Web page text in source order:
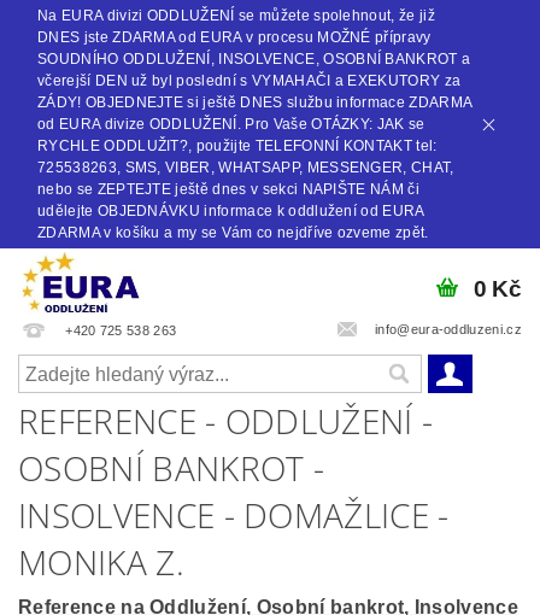
Na EURA divizi ODDLUŽENÍ se můžete spolehnout, že již
DNES jste ZDARMA od EURA v procesu MOŽNÉ přípravy
SOUDNÍHO ODDLUŽENÍ, INSOLVENCE, OSOBNÍ BANKROT a
včerejší DEN už byl poslední s VYMAHAČI a EXEKUTORY za
ZÁDY! OBJEDNEJTE si ještě DNES službu informace ZDARMA
od EURA divize ODDLUŽENÍ. Pro Vaše OTÁZKY: JAK se
RYCHLE ODDLUŽIT?, použijte TELEFONNÍ KONTAKT tel:
725538263, SMS, VIBER, WHATSAPP, MESSENGER, CHAT,
nebo se ZEPTEJTE ještě dnes v sekci NAPIŠTE NÁM či
udělejte OBJEDNÁVKU informace k oddlužení od EURA
ZDARMA v košíku a my se Vám co nejdříve ozveme zpět.
+420 725 538 263 info@eura-oddluzeni.cz
0 Kč
REFERENCE - ODDLUŽENÍ -
OSOBNÍ BANKROT -
INSOLVENCE - DOMAŽLICE -
MONIKA Z.
Reference na Oddlužení, Osobní bankrot, Insolvence